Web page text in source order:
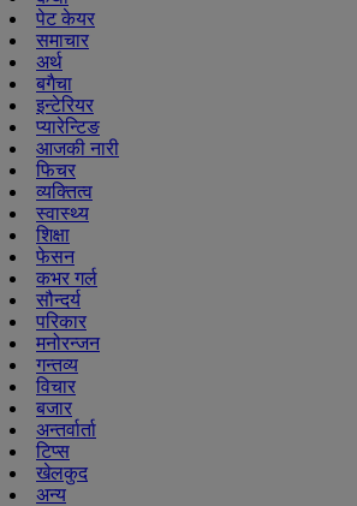
पेट केयर
समाचार
अर्थ
बगैचा
इन्टेरियर
प्यारेन्टिङ
आजकी नारी
फिचर
व्यक्तित्व
स्वास्थ्य
शिक्षा
फेसन
कभर गर्ल
सौन्दर्य
परिकार
मनोरन्जन
गन्तव्य
विचार
बजार
अन्तर्वार्ता
टिप्स
खेलकुद
अन्य